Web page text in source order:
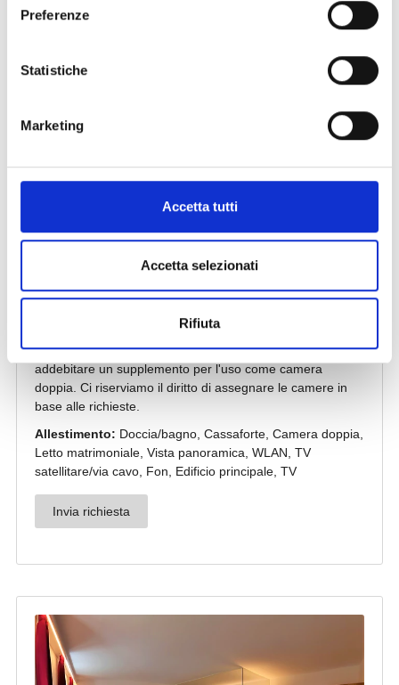
Preferenze
Statistiche
Marketing
Accetta tutti
Accetta selezionati
Rifiuta